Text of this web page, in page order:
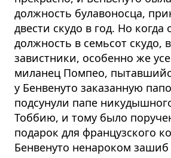
должность булавоносца,
двести скудо в год. Но когда
должность в семьсот скудо,
завистники, особенно же
миланец Помпео,
у Бенвенуто заказанную
подсунули папе
Тоббию, и тому было
подарок для французского
Бенвенуто ненароком зашиб